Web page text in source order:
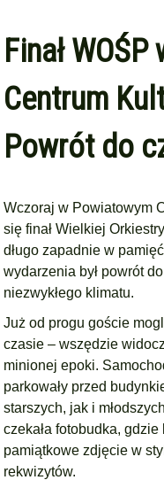
Finał
Centrum
Powrót do
Wczoraj w Powiatowym
się finał Wielkiej
długo zapadnie w
wydarzenia był powrót
niezwykłego klimatu.
Już od progu goście
czasie – wszędzie
minionej epoki.
parkowały przed
starszych, jak i
czekała fotobudka,
pamiątkowe zdjęcie w
rekwizytów.